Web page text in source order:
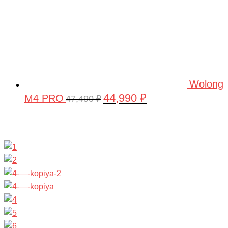
Wolong
M4 PRO 47,490₽ Первоначальная
44,990 ₽